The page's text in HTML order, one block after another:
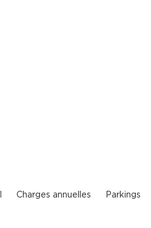
Charges annuelles Parkings